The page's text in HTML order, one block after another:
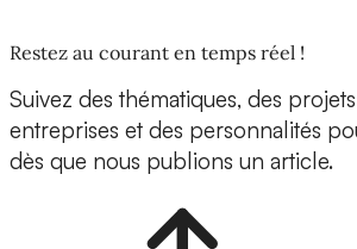
Restez au courant en temps réel !
Suivez des thématiques, des
entreprises et des personnalités
dès que nous publions un article.